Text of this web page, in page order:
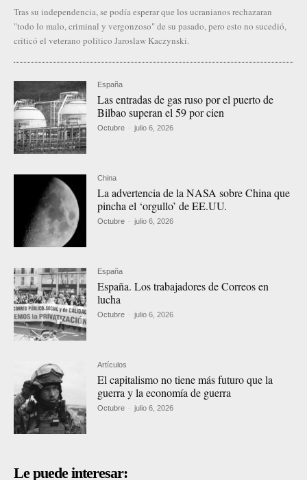
Tras su independencia, se podía esperar que los ucranianos rechazaran
"todo lo malo, criminal y vergonzoso" de su pasado, pero esto no sucedió,
criticó el veterano político Jaroslaw Kaczynski.
España
Las entradas de gas ruso por el puerto de
Bilbao superan el 59 por cien
Octubre - julio 6, 2026
China
La advertencia de la NASA sobre China que
pincha el ‘orgullo’ de EE.UU.
Octubre - julio 6, 2026
España
España. Los trabajadores de Correos en
lucha
Octubre - julio 6, 2026
Artículos
El capitalismo no tiene más futuro que la
guerra y la economía de guerra
Octubre - julio 6, 2026
Le puede interesar: